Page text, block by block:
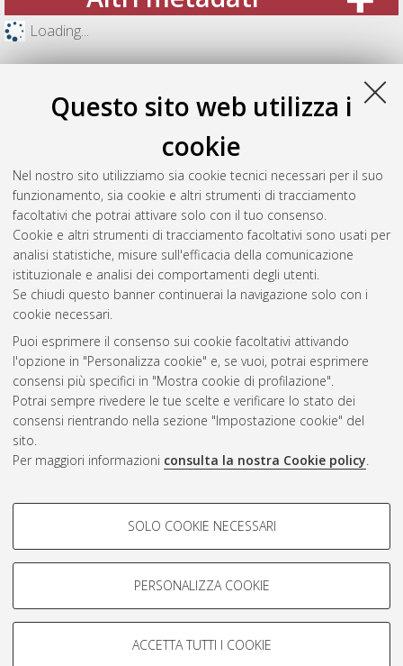
Questo sito web utilizza i
cookie
Nel nostro sito utilizziamo sia cookie tecnici necessari per il suo
funzionamento, sia cookie e altri strumenti di tracciamento
facoltativi che potrai attivare solo con il tuo consenso.
Cookie e altri strumenti di tracciamento facoltativi sono usati per
analisi statistiche, misure sull'efficacia della comunicazione
istituzionale e analisi dei comportamenti degli utenti.
Se chiudi questo banner continuerai la navigazione solo con i
cookie necessari.
Puoi esprimere il consenso sui cookie facoltativi attivando
l'opzione in "Personalizza cookie" e, se vuoi, potrai esprimere
consensi più specifici in "Mostra cookie di profilazione".
Potrai sempre rivedere le tue scelte e verificare lo stato dei
consensi rientrando nella sezione "Impostazione cookie" del
sito.
Per maggiori informazioni consulta la nostra Cookie policy.
COOKIE DI PROFILAZIONE -
Si tratta di cookie utilizzati per analizzare le caratteristiche della
navigazione degli utenti, creare profili in base al loro comportamento
Mostra cookie di profilazione
SOLO COOKIE NECESSARI
PERSONALIZZA COOKIE
ACCETTA TUTTI I COOKIE
Loading...
Gestione del documento:
Atom
Rss 1.0
Rss 2.0
AMS Laurea
Impostazioni Cookie
Informativa sulla privacy
Condizioni d’uso del sito